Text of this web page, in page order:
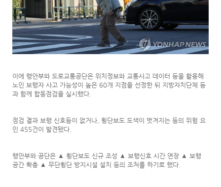
이에 행안부와 도로교통공단은 위치정보와 교통사고 데이터 등을 활용해
노인 보행자 사고 가능성이 높은 60개 지점을 선정한 뒤 지방자치단체 등
과 함께 합동점검을 실시했다.
점검 결과 보행 신호등이 없거나, 횡단보도 도색이 벗겨지는 등의 위험 요
인 455건이 발견됐다.
행안부와 공단은 ▲ 횡단보도 신규 조성 ▲ 보행신호 시간 연장 ▲ 보행
공간 확충 ▲ 무단횡단 방지시설 설치 등의 조처를 하기로 했다.